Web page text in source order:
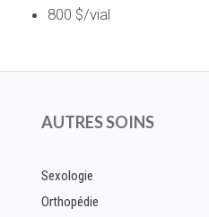
800 $/vial
AUTRES SOINS
Sexologie
Orthopédie